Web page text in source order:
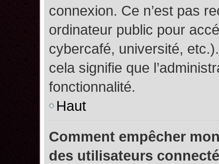
connexion. Ce n’est pas
ordinateur public pour
cybercafé, université,
cela signifie que
fonctionnalité.
Haut
Comment empêcher
des utilisateurs